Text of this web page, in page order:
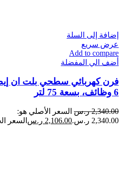
إضافة إلى السلة
عرض سريع
Add to compare
أضف الي المفضلة
6 وظائف، بسعة 75 لتر
2,340.00 ر.س السعر الأصلي هو:
2,340.00 ر.س.
2,106.00 ر.س السعر الحالي